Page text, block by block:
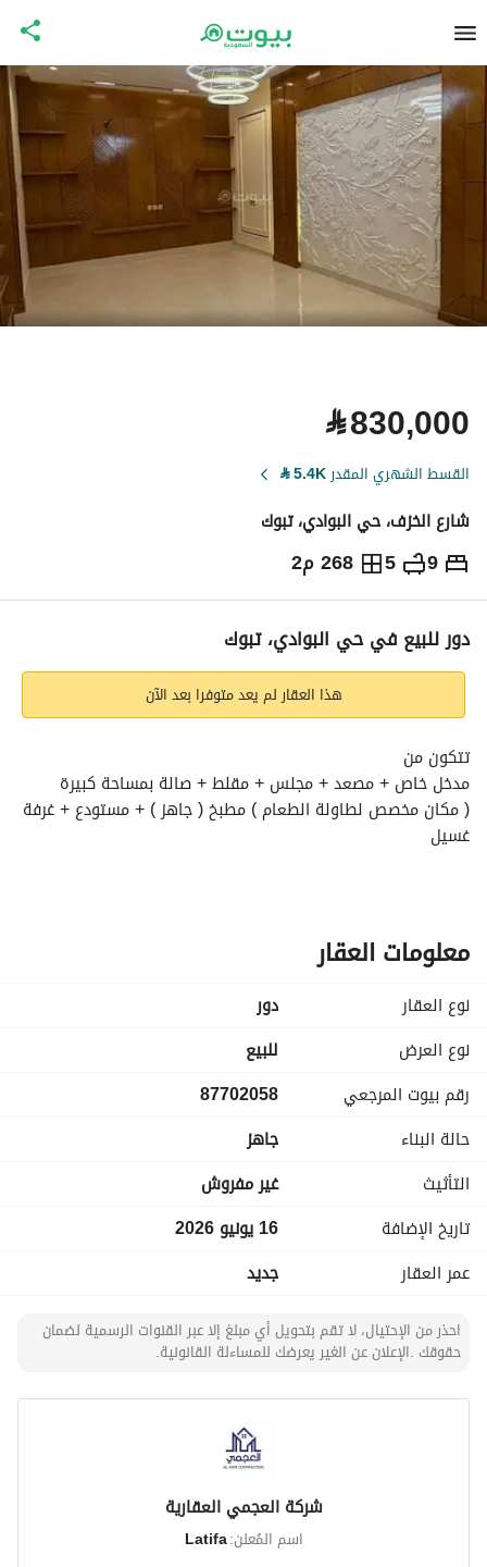
⃁830,000
القسط الشهري المقدر5.4K
⃁
شارع الخزف، حي البوادي، تبوك
9
5 268 م2 ⃁
830,000
التفاصيل معلومات ترخيص الإعلان
دور للبيع في حي البوادي، تبوك
هذا العقار لم يعد متوفرا بعد الآن
تتكون من
مدخل خاص + مصعد + مجلس + مقلط + صالة بمساحة كبيرة
غسيل
الموقع بالقرب من جميع الخدمات والمسجد
معلومات العقار
نوع العقار
دور
نوع العرض
للبيع
رقم بيوت المرجعي
87702058
حالة البناء
جاهز
التأثيث
غير مفروش
تاريخ الإضافة
16 يونيو 2026
عمر العقار
جديد
احذر من الإحتيال، لا تقم بتحويل أي مبلغ إلا عبر القنوات الرسمية لضمان
حقوقك .الإعلان عن الغير يعرضك للمساءلة القانونية.
شركة العجمي العقارية
اسم المُعلن:Latifa